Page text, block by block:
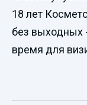
18 лет
без выходных
время для